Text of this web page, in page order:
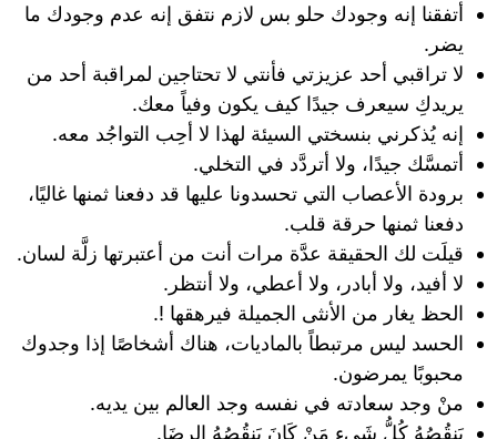
أتفقنا إنه وجودك حلو بس لازم نتفق إنه عدم وجودك ما
يضر.
لا تراقبي أحد عزيزتي فأنتي لا تحتاجين لمراقبة أحد من
يريدكِ سيعرف جيدًا كيف يكون وفياً معك.
إنه يُذكرني بنسختي السيئة لهذا لا أحِب التواجُد معه.
أتمسَّك جيدًا، ولا أتردَّد في التخلي.
برودة الأعصاب التي تحسدونا عليها قد دفعنا ثمنها غاليًا،
دفعنا ثمنها حرقة قلب.
قيلَت لك الحقيقة عدَّة مرات أنت من أعتبرتها زلَّة لسان.
لا أفيد، ولا أبادر، ولا أعطي، ولا أنتظر.
الحظ يغار من الأنثى الجميلة فيرهقها !.
الحسد ليس مرتبطاً بالماديات، هناك أشخاصًا إذا وجدوك
محبوبًا يمرضون.
منْ وجد سعادته في نفسه وجد العالم بين يديه.
يَنقُصُهُ كُلُّ شَيءٍ مَنْ كَانَ يَنقُصُهُ الرِضَا.